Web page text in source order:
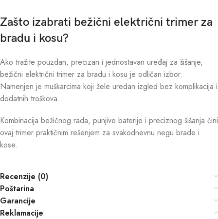
Zašto izabrati bežični električni trimer za
bradu i kosu?
Ako tražite pouzdan, precizan i jednostavan uređaj za šišanje,
bežični električni trimer za bradu i kosu je odličan izbor.
Namenjen je muškarcima koji žele uredan izgled bez komplikacija i
dodatnih troškova.
Kombinacija bežičnog rada, punjive baterije i preciznog šišanja čini
ovaj trimer praktičnim rešenjem za svakodnevnu negu brade i
kose.
Recenzije (0)
Poštarina
Garancije
Reklamacije